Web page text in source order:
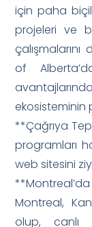
için paha
projeleri ve
of
ekosisteminin
**Çağrıya
programları
web sitesini
Montreal,
olup, canlı